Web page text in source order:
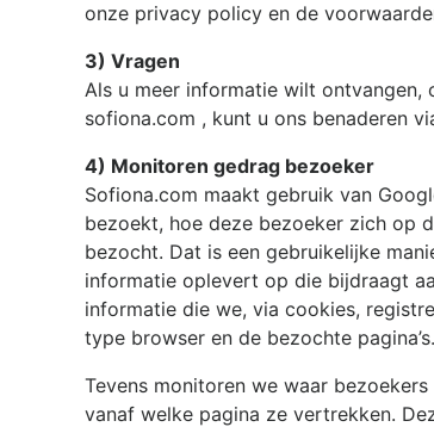
onze privacy policy en de
3) Vragen
Als u meer informatie wilt
sofiona.com , kunt u ons benaderen
4) Monitoren gedrag bezoeker
Sofiona.com maakt gebruik van
bezoekt, hoe deze bezoeker zich op
bezocht. Dat is een gebruikelijke
informatie oplevert op die bijdraagt
informatie die we, via cookies,
type browser en de bezochte pagina’s.
Tevens monitoren we waar bezoekers
vanaf welke pagina ze vertrekken.